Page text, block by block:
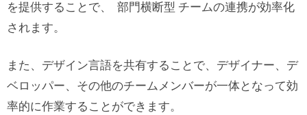
を提供することで、 部門横断型 チームの連携が効率化
されます。
また、デザイン言語を共有することで、デザイナー、デ
ベロッパー、その他のチームメンバーが一体となって効
率的に作業することができます。